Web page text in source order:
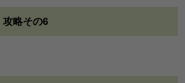
攻略その6